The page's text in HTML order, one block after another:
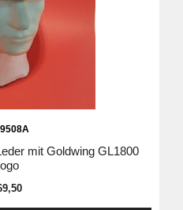
mit Goldwing GL1800